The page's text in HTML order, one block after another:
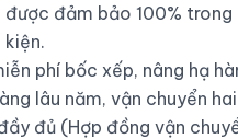
đảm bảo 100%
kiện.
phí bốc xếp, nâng hạ
lâu năm, vận chuyển
đủ (Hợp đồng vận